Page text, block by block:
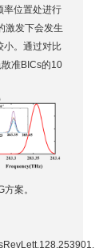
率位置处进行
激发下会发生
小。通过对比
准BICs的10
案。
.